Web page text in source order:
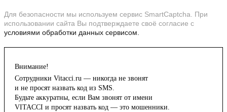
Для безопасности мы используем сервис SmartCaptcha. При
использовании сайта Вы подтверждаете своё согласие с
условиями обработки данных сервисом.
Внимание!
Сотрудники Vitacci.ru — никогда не звонят
и не просят назвать код из SMS.
Будьте аккуратны, если Вам звонят от имени
VITACCI и просят назвать код — это мошенники.